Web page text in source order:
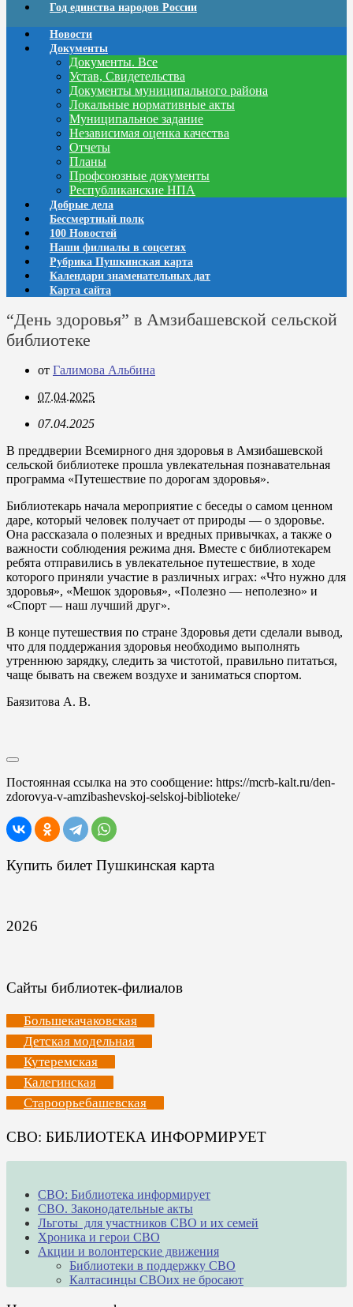
Год единства народов России
Новости
Документы
Документы. Все
Устав, Свидетельства
Документы муниципального района
Локальные нормативные акты
Муниципальное задание
Независимая оценка качества
Отчеты
Планы
Профсоюзные документы
Республиканские НПА
Добрые дела
Бессмертный полк
100 Новостей
Наши филиалы в соцсетях
Рубрика Пушкинская карта
Календари знаменательных дат
Карта сайта
“День здоровья” в Амзибашевской сельской
библиотеке
от Галимова Альбина
07.04.2025
07.04.2025
В преддверии Всемирного дня здоровья в Амзибашевской
сельской библиотеке прошла увлекательная познавательная
программа «Путешествие по дорогам здоровья».
Библиотекарь начала мероприятие с беседы о самом ценном
даре, который человек получает от природы — о здоровье.
Она рассказала о полезных и вредных привычках, а также о
важности соблюдения режима дня. Вместе с библиотекарем
ребята отправились в увлекательное путешествие, в ходе
которого приняли участие в различных играх: «Что нужно для
здоровья», «Мешок здоровья», «Полезно — неполезно» и
«Спорт — наш лучший друг».
В конце путешествия по стране Здоровья дети сделали вывод,
что для поддержания здоровья необходимо выполнять
утреннюю зарядку, следить за чистотой, правильно питаться,
чаще бывать на свежем воздухе и заниматься спортом.
Баязитова А. В.
Постоянная ссылка на это сообщение: https://mcrb-kalt.ru/den-
zdorovya-v-amzibashevskoj-selskoj-biblioteke/
Купить билет Пушкинская карта
2026
Сайты библиотек-филиалов
Большекачаковская
Детская модельная
Кутеремская
Калегинская
Староорьебашевская
СВО: БИБЛИОТЕКА ИНФОРМИРУЕТ
СВО: Библиотека информирует
СВО. Законодательные акты
Льготы для участников СВО и их семей
Хроника и герои СВО
Акции и волонтерские движения
Библиотеки в поддержку СВО
Калтасинцы СВОих не бросают